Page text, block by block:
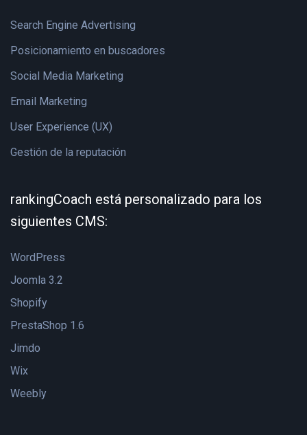
Search Engine Advertising
Posicionamiento en buscadores
Social Media Marketing
Email Marketing
User Experience (UX)
Gestión de la reputación
rankingCoach está personalizado para los
siguientes CMS:
WordPress
Joomla 3.2
Shopify
PrestaShop 1.6
Jimdo
Wix
Weebly